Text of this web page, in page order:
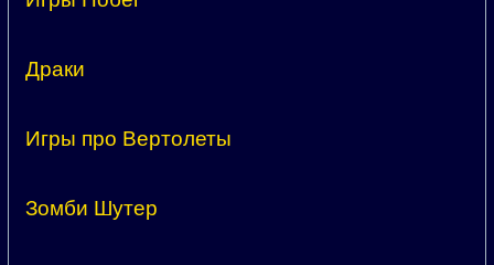
Драки
Игры про Вертолеты
Зомби Шутер